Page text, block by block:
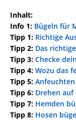
Inhalt:
Info 1: Bügeln für
Tipp 1: Richtige
Tipp 2: Das
Tipp 3: Checke
Tipp 4: Wozu das
Tipp 5:
Tipp 6: Drehen
Tipp 7: Hemden
Tipp 8: Hosen